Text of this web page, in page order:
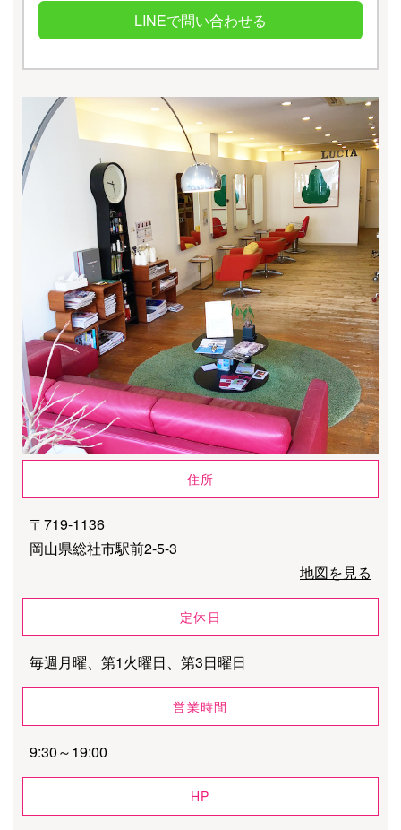
LINEで問い合わせる
住所
〒719-1136
岡山県総社市駅前2-5-3
地図を見る
定休日
毎週月曜、第1火曜日、第3日曜日
営業時間
9:30～19:00
HP